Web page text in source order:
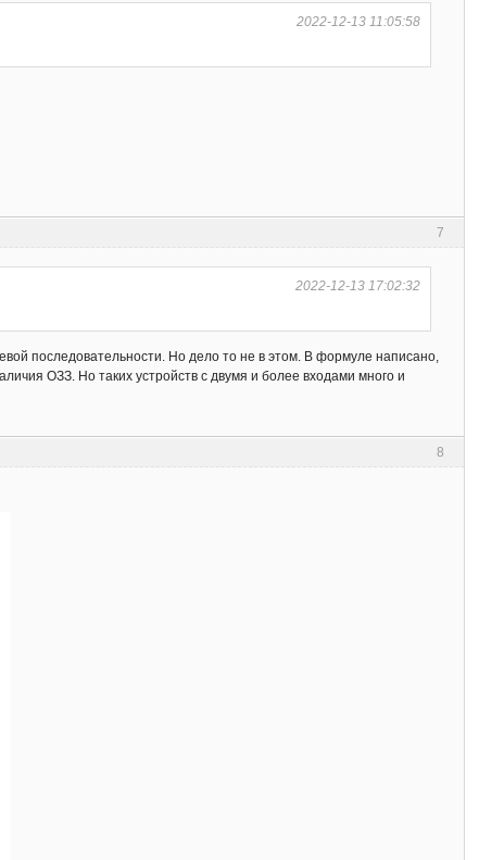
2022-12-13 11:05:58
7
2022-12-13 17:02:32
последовательности. Но дело то не в этом. В формуле написано,
ОЗЗ. Но таких устройств с двумя и более входами много и
8